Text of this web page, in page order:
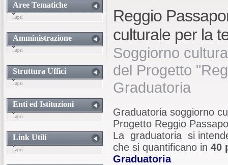
Aree Tematiche
...apri
Amministrazione
...apri
Struttura Uffici
...apri
Enti ed Istituzioni
...apri
Link Utili
...apri
Reggio
culturale per la
Soggiorno
del Progetto
Graduatoria
Graduatoria soggiorno
Progetto Reggio
La graduatoria si
che si quantificano in 40
Graduatoria